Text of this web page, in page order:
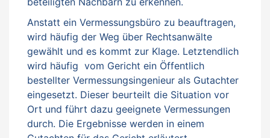
Anstatt ein Vermessungsbüro zu beauftragen,
wird häufig der Weg über Rechtsanwälte
gewählt und es kommt zur Klage. Letztendlich
wird häufig vom Gericht ein Öffentlich
bestellter Vermessungsingenieur als Gutachter
eingesetzt. Dieser beurteilt die Situation vor
Ort und führt dazu geeignete Vermessungen
durch. Die Ergebnisse werden in einem